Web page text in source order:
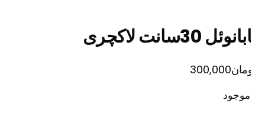
30سانت لاکچری
300,000